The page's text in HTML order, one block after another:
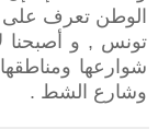
الوطن تعرف على
تونس , و أصبحنا
شوارعها
وشارع الشط .